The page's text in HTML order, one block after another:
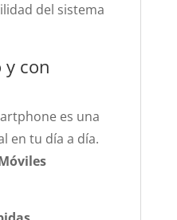
del sistema
y con
es una
en tu día a día.